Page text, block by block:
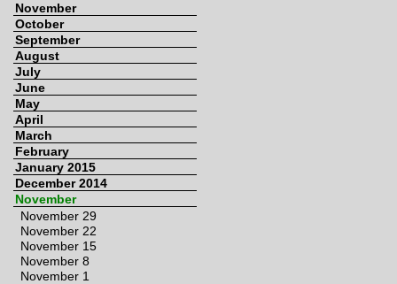
November
October
September
August
July
June
May
April
March
February
January 2015
December 2014
November
November 29
November 22
November 15
November 8
November 1